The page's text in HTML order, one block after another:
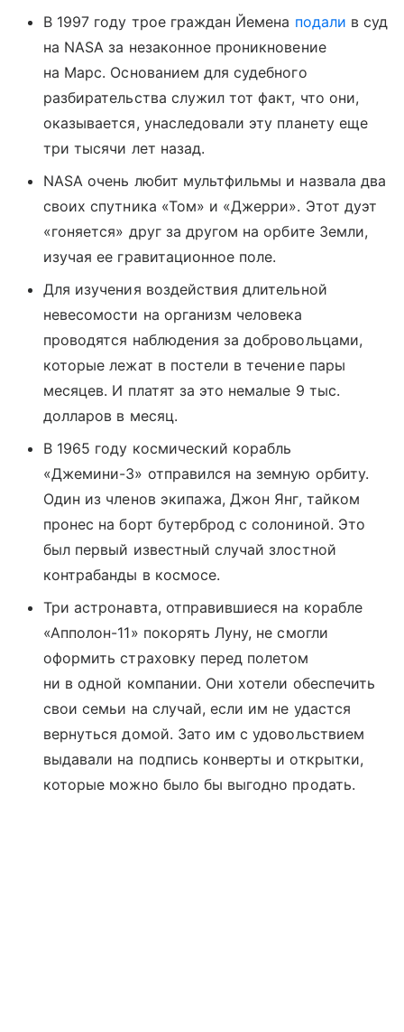
В 1997 году трое граждан Йемена подали в суд
на NASA за незаконное проникновение
на Марс. Основанием для судебного
разбирательства служил тот факт, что они,
оказывается, унаследовали эту планету еще
три тысячи лет назад.
NASA очень любит мультфильмы и назвала два
своих спутника «Том» и «Джерри». Этот дуэт
«гоняется» друг за другом на орбите Земли,
изучая ее гравитационное поле.
Для изучения воздействия длительной
невесомости на организм человека
проводятся наблюдения за добровольцами,
которые лежат в постели в течение пары
месяцев. И платят за это немалые 9 тыс.
долларов в месяц.
В 1965 году космический корабль
«Джемини-3» отправился на земную орбиту.
Один из членов экипажа, Джон Янг, тайком
пронес на борт бутерброд с солониной. Это
был первый известный случай злостной
контрабанды в космосе.
Три астронавта, отправившиеся на корабле
«Апполон-11» покорять Луну, не смогли
оформить страховку перед полетом
ни в одной компании. Они хотели обеспечить
свои семьи на случай, если им не удастся
вернуться домой. Зато им с удовольствием
выдавали на подпись конверты и открытки,
которые можно было бы выгодно продать.